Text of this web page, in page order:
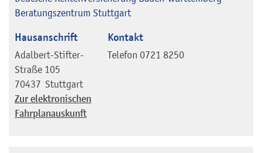
Beratungszentrum Stuttgart
Hausanschrift
Adalbert-Stifter-
Straße 105
70437 Stuttgart
Zur elektronischen
Fahrplanauskunft
Kontakt
Telefon 0721 8250